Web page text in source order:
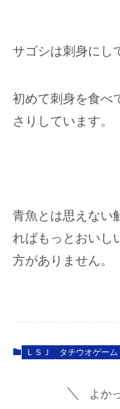
サゴシは刺身にし
初めて刺身を食べ
さりしています。
青魚とは思えない
ればもっとおいし
方がありません。
ＬＳＪ タチウオゲーム
よか